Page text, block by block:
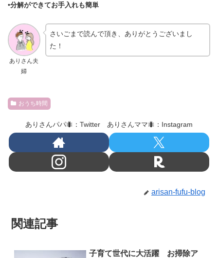
•分解ができてお手入れも簡単
ありさん夫
婦
さいごまで読んで頂き、ありがとうございまし
た！
おうち時間
ありさんパパ🐜：Twitter ありさんママ🐜：Instagram
arisan-fufu-blog
関連記事
子育て世代に大活躍 お掃除ア